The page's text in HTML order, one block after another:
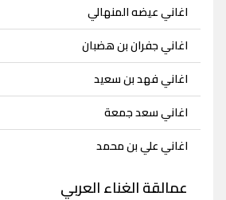
اغاني عيضه المنهالي
اغاني جفران بن هضبان
اغاني فهد بن سعيد
اغاني سعد جمعة
اغاني علي بن محمد
عمالقة الغناء العربي